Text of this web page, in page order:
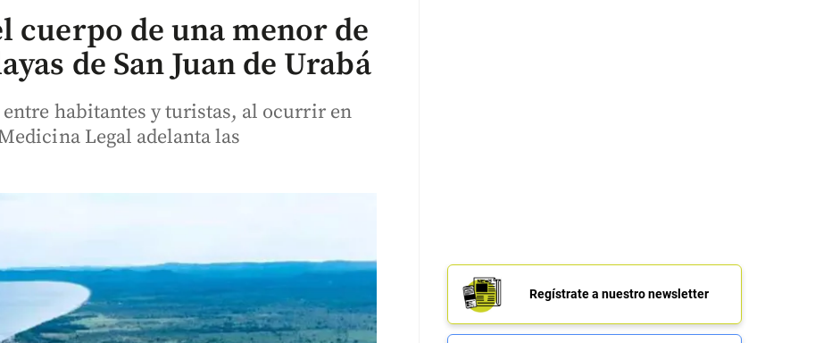
cuerpo de una menor de
de San Juan de Urabá
habitantes y turistas, al ocurrir en
Legal adelanta las
Regístrate a nuestro newsletter